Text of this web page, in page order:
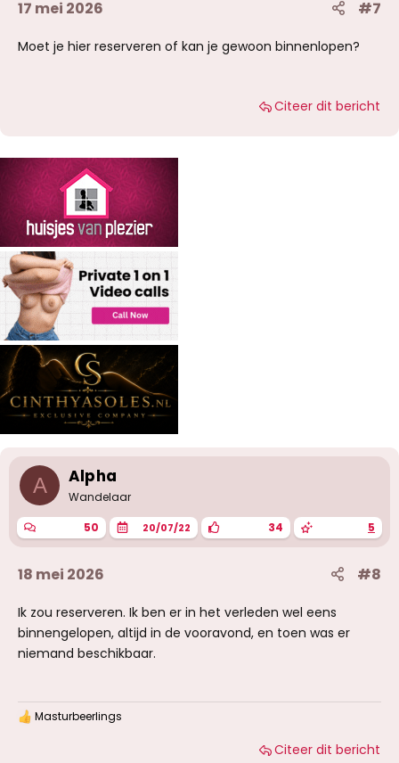
17 mei 2026 #7
Moet je hier reserveren of kan je gewoon binnenlopen?
Citeer dit bericht
A Alpha
Wandelaar
50 20/07/22 34 5
18 mei 2026 #8
Ik zou reserveren. Ik ben er in het verleden wel eens
binnengelopen, altijd in de vooravond, en toen was er
niemand beschikbaar.
W Masturbeerlings
Citeer dit bericht